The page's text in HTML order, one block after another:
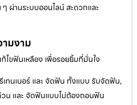
ผ่านระบบออนไลน์ สะดวกและ
มงาม
ไขฟันเหลือง เพื่อรอยยิ้มที่มั่นใจ
เทนเนอร์ และ จัดฟัน ทั้งแบบ รับจัดฟัน,
น และ จัดฟันแบบไม่ต้องถอนฟัน